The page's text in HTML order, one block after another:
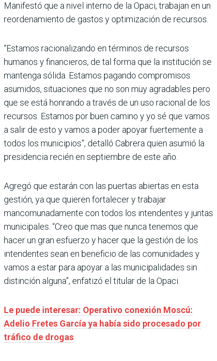
Manifestó que a nivel interno de la Opaci, trabajan en un
reordenamiento de gastos y optimización de recursos.
“Estamos racionalizando en términos de recursos
humanos y financieros, de tal forma que la institución se
mantenga sólida. Estamos pagando compromisos
asumidos, situaciones que no son muy agradables pero
que se está honrando a través de un uso racional de los
recursos. Estamos por buen camino y yo sé que vamos
a salir de esto y vamos a poder apoyar fuertemente a
todos los municipios”, detalló Cabrera quien asumió la
presidencia recién en septiembre de este año.
Agregó que estarán con las puertas abiertas en esta
gestión, ya que quieren fortalecer y trabajar
mancomunadamente con todos los intendentes y juntas
municipales. “Creo que mas que nunca tenemos que
hacer un gran esfuerzo y hacer que la gestión de los
intendentes sean en beneficio de las comunidades y
vamos a estar para apoyar a las municipalidades sin
distinción alguna”, enfatizó el titular de la Opaci.
Le puede interesar: Operativo conexión Moscú:
Adelio Fretes García ya había sido procesado por
tráfico de drogas